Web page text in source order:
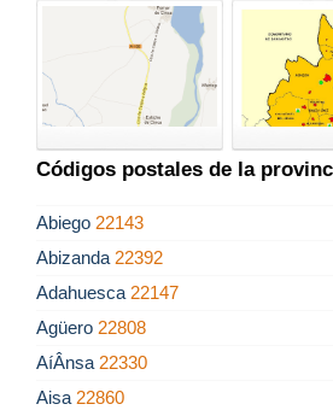
Códigos postales de la
Abiego 22143
Abizanda 22392
Adahuesca 22147
Agüero 22808
AíÂ­nsa 22330
Aisa 22860